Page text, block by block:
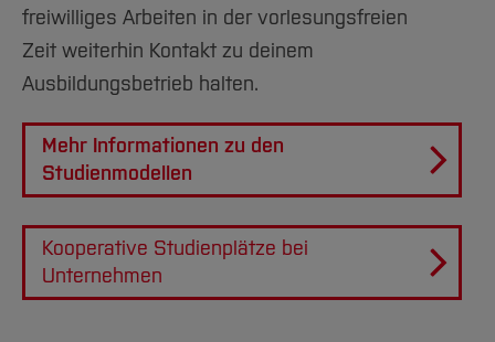
freiwilliges Arbeiten in der vorlesungsfreien
Zeit weiterhin Kontakt zu deinem
Ausbildungsbetrieb halten.
Mehr Informationen zu den
Studienmodellen
Kooperative Studienplätze bei
Unternehmen